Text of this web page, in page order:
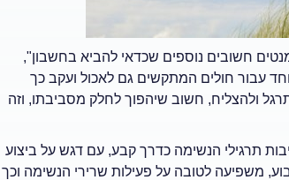
חשובים נוספים שכדאי להביא בחשבון",
עבור חולים המתקשים גם לאכול ועקב כך
ולהצליח, חשוב שיהפוך לחלק מסביבתו, וזה
תרגילי הנשימה כדרך קבע, עם דגש על ביצוע
משפיעה לטובה על פעילות שרירי הנשימה וכך